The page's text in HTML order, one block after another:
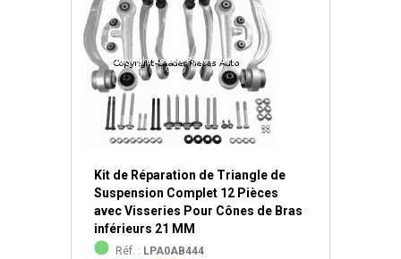
Kit de Réparation de Triangle de
Suspension Complet 12 Pièces
avec Visseries Pour Cônes de Bras
inférieurs 21 MM
Réf. : LPA0AB444